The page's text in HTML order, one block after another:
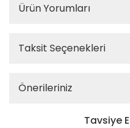
Ürün Yorumları
Taksit Seçenekleri
Önerileriniz
Tavsiye